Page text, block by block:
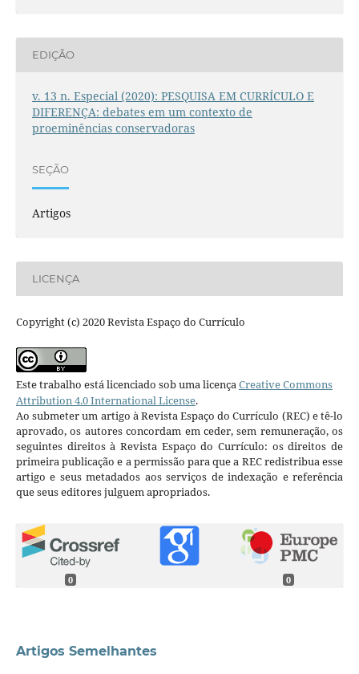
EDIÇÃO
v. 13 n. Especial (2020): PESQUISA EM CURRÍCULO E
DIFERENÇA: debates em um contexto de
proeminências conservadoras
SEÇÃO
Artigos
LICENÇA
Copyright (c) 2020 Revista Espaço do Currículo
Este trabalho está licenciado sob uma licençaCreative Commons
Attribution 4.0 International License.
Ao submeter um artigo à Revista Espaço do Currículo (REC) e tê-lo
aprovado, os autores concordam em ceder, sem remuneração, os
seguintes direitos à Revista Espaço do Currículo: os direitos de
primeira publicação e a permissão para que a REC redistribua esse
artigo e seus metadados aos serviços de indexação e referência
que seus editores julguem apropriados.
0 0
Artigos Semelhantes